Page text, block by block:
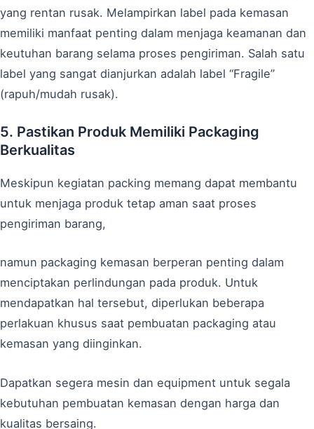
yang rentan rusak. Melampirkan label pada kemasan
memiliki manfaat penting dalam menjaga keamanan dan
keutuhan barang selama proses pengiriman. Salah satu
label yang sangat dianjurkan adalah label “Fragile”
(rapuh/mudah rusak).
5. Pastikan Produk Memiliki Packaging
Berkualitas
Meskipun kegiatan packing memang dapat membantu
untuk menjaga produk tetap aman saat proses
pengiriman barang,
namun packaging kemasan berperan penting dalam
menciptakan perlindungan pada produk. Untuk
mendapatkan hal tersebut, diperlukan beberapa
perlakuan khusus saat pembuatan packaging atau
kemasan yang diinginkan.
Dapatkan segera mesin dan equipment untuk segala
kebutuhan pembuatan kemasan dengan harga dan
kualitas bersaing.